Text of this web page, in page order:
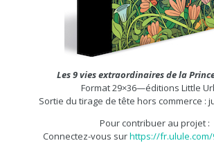
Les 9 vies extraordinaires de la
Format 29×36—éditions Little
Sortie du tirage de tête hors commerce :
Pour contribuer au projet :
Connectez-vous surhttps://